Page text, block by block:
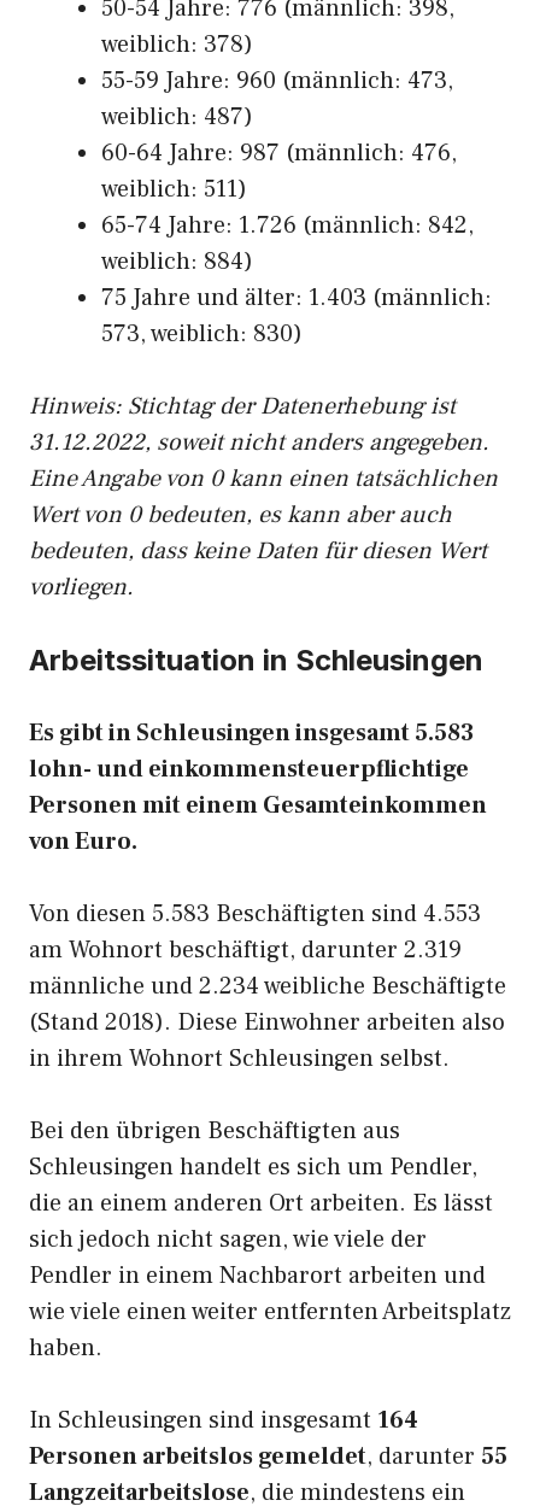
50-54 Jahre: 776 (männlich: 398,
weiblich: 378)
55-59 Jahre: 960 (männlich: 473,
weiblich: 487)
60-64 Jahre: 987 (männlich: 476,
weiblich: 511)
65-74 Jahre: 1.726 (männlich: 842,
weiblich: 884)
75 Jahre und älter: 1.403 (männlich:
573, weiblich: 830)
Hinweis: Stichtag der Datenerhebung ist
31.12.2022, soweit nicht anders angegeben.
Eine Angabe von 0 kann einen tatsächlichen
Wert von 0 bedeuten, es kann aber auch
bedeuten, dass keine Daten für diesen Wert
vorliegen.
Arbeitssituation in Schleusingen
Es gibt in Schleusingen insgesamt 5.583
lohn- und einkommensteuerpflichtige
Personen mit einem Gesamteinkommen
von Euro.
Von diesen 5.583 Beschäftigten sind 4.553
am Wohnort beschäftigt, darunter 2.319
männliche und 2.234 weibliche Beschäftigte
(Stand 2018). Diese Einwohner arbeiten also
in ihrem Wohnort Schleusingen selbst.
Bei den übrigen Beschäftigten aus
Schleusingen handelt es sich um Pendler,
die an einem anderen Ort arbeiten. Es lässt
sich jedoch nicht sagen, wie viele der
Pendler in einem Nachbarort arbeiten und
wie viele einen weiter entfernten Arbeitsplatz
haben.
In Schleusingen sind insgesamt 164
Personen arbeitslos gemeldet, darunter 55
Langzeitarbeitslose, die mindestens ein